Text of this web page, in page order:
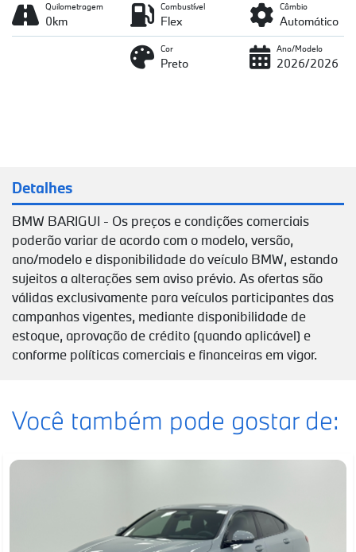
Câmbio
Automático
Combustível
Flex
Quilometragem
0km
Ano/Modelo
2026/2026
Cor
Preto
Detalhes
BMW BARIGUI - Os preços e condições comerciais
poderão variar de acordo com o modelo, versão,
ano/modelo e disponibilidade do veículo BMW, estando
sujeitos a alterações sem aviso prévio. As ofertas são
válidas exclusivamente para veículos participantes das
campanhas vigentes, mediante disponibilidade de
estoque, aprovação de crédito (quando aplicável) e
conforme políticas comerciais e financeiras em vigor.
Você também pode gostar de: